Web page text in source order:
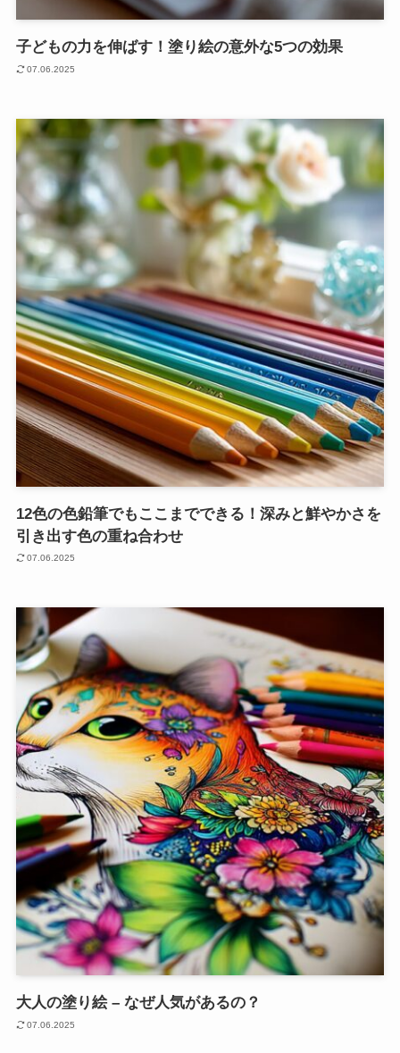
子どもの力を伸ばす！塗り絵の意外な5つの効果
07.06.2025
12色の色鉛筆でもここまでできる！深みと鮮やかさを
引き出す色の重ね合わせ
07.06.2025
大人の塗り絵 – なぜ人気があるの？
07.06.2025